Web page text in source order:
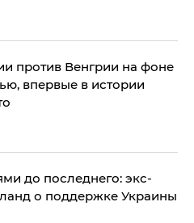
против Венгрии на фоне
впервые в истории
до последнего: экс-
о поддержке Украины